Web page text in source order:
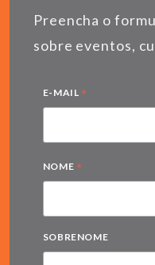
Preencha o
sobre eventos,
E-MAIL *
NOME *
SOBRENOME